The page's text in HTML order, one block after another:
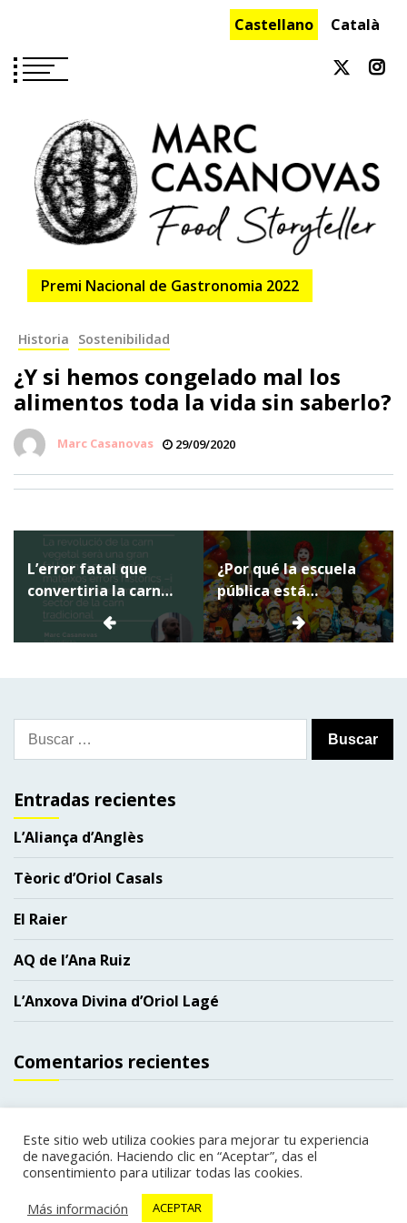
contenido
Castellano Català
Premi Nacional de Gastronomia 2022
Historia Sostenibilidad
¿Y si hemos congelado mal los
alimentos toda la vida sin saberlo?
Marc Casanovas 29/09/2020
Navegación
de
entradas
L’error fatal que
convertiria la carn
vegetal en una broma
de mal gust
¿Por qué la escuela
pública está
organizando
excursiones a
Buscar:
Entradas recientes
L’Aliança d’Anglès
Tèoric d’Oriol Casals
El Raier
AQ de l’Ana Ruiz
L’Anxova Divina d’Oriol Lagé
Comentarios recientes
Copyright. Todos los derechos reservados.
Política de privacidad Política de cookies
Este sitio web utiliza cookies para mejorar tu experiencia
de navegación. Haciendo clic en “Aceptar”, das el
consentimiento para utilizar todas las cookies.
Más información
ACEPTAR